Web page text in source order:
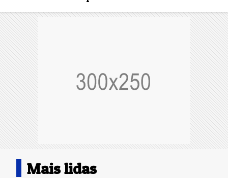
Mais lidas